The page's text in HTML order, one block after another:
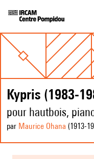
Kypris (1983-
pour hautbois,
par Maurice Ohana (1913-